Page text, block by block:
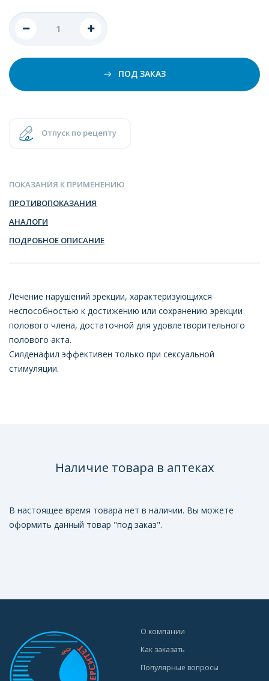
ПОД ЗАКАЗ
Отпуск по рецепту
ПОКАЗАНИЯ К ПРИМЕНЕНИЮ
ПРОТИВОПОКАЗАНИЯ
АНАЛОГИ
ПОДРОБНОЕ ОПИСАНИЕ
Лечение нарушений эрекции, характеризующихся
неспособностью к достижению или сохранению эрекции
полового члена, достаточной для удовлетворительного
полового акта.
Силденафил эффективен только при сексуальной
стимуляции.
Наличие товара в аптеках
В настоящее время товара нет в наличии. Вы можете
оформить данный товар "под заказ".
О компании
Как заказать
Популярные вопросы